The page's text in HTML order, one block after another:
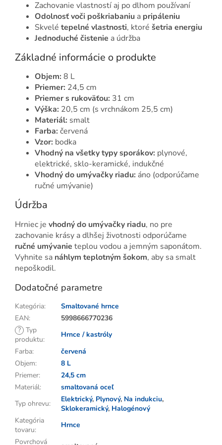
Zachovanie vlastností aj po dlhom používaní
Odolnosť voči poškriabaniu a pripáleniu
Skvelé tepelné vlastnosti, ktoré šetria energiu
Jednoduché čistenie a údržba
Základné informácie o produkte
Objem: 8 L
Priemer: 24,5 cm
Priemer s rukoväťou: 31 cm
Výška: 20,5 cm (s vrchnákom 25,5 cm)
Materiál: smalt
Farba: červená
Vzor: bodka
Vhodný na všetky typy sporákov: plynové,
elektrické, sklo-keramické, indukčné
Vhodný do umývačky riadu: áno (odporúčame
ručné umývanie)
Údržba
Hrniec je vhodný do umývačky riadu, no pre
zachovanie krásy a dlhšej životnosti odporúčame
ručné umývanie teplou vodou a jemným saponátom.
Vyhnite sa náhlym teplotným šokom, aby sa smalt
nepoškodil.
Dodatočné parametre
Kategória:
Smaltované hrnce
EAN:
5998666770236
? Typ
produktu:
Hrnce / kastróly
Farba:
červená
Objem:
8 L
Priemer:
24,5 cm
Materiál:
smaltovaná oceľ
Typ ohrevu: Elektrický, Plynový, Na indukciu,
Sklokeramický, Halogénový
Kategória
tovaru:
Hrnce
Povrchová